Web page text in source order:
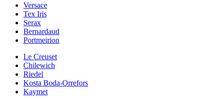
Versace
Tex Iris
Serax
Bernardaud
Portmeirion
Le Creuset
Chilewich
Riedel
Kosta Boda-Orrefors
Kaymet